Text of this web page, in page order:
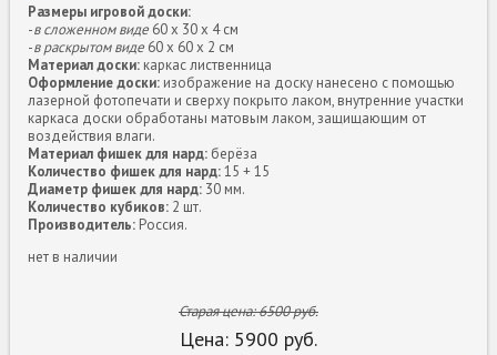
Размеры игровой доски:
-в сложенном виде 60 х 30 х 4 см
-в раскрытом виде 60 х 60 х 2 см
Материал доски: каркас лиственница
Оформление доски: изображение на доску нанесено с помощью
лазерной фотопечати и сверху покрыто лаком, внутренние участки
каркаса доски обработаны матовым лаком, защищающим от
воздействия влаги.
Материал фишек для нард: берёза
Количество фишек для нард:15 + 15
Диаметр фишек для нард: 30 мм.
Количество кубиков: 2 шт.
Производитель: Россия.
нет в наличии
Старая цена:6500руб.
Цена: 5900 руб.